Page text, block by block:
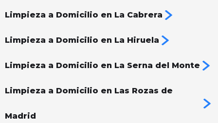
Limpieza a Domicilio en La Cabrera
Limpieza a Domicilio en La Hiruela
Limpieza a Domicilio en La Serna del Monte
Limpieza a Domicilio en Las Rozas de
Madrid